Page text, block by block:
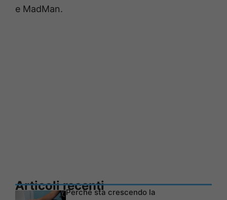
e MadMan.
Articoli recentiPerché sta crescendo la